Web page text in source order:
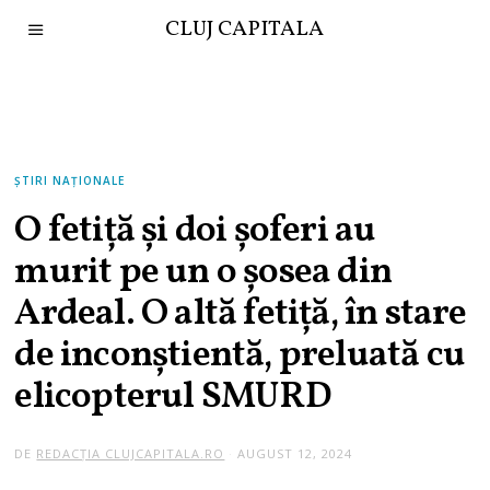
CLUJ CAPITALA
ȘTIRI NAȚIONALE
O fetiță și doi șoferi au
murit pe un o șosea din
Ardeal. O altă fetiţă, în stare
de inconştientă, preluată cu
elicopterul SMURD
DE REDACȚIA CLUJCAPITALA.RO AUGUST 12, 2024